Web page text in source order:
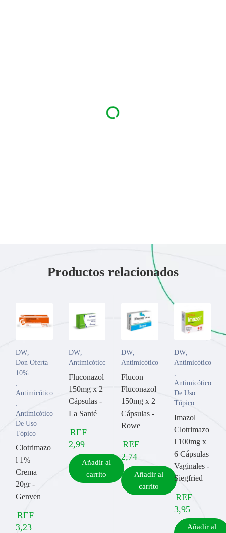
Productos relacionados
DW
Don Oferta
10%
Antimicóticos
Antimicóticos
De Uso
Tópico
Clotrimazo
l 1%
Crema
20gr -
Genven
REF
3,23
DW,
Antimicóticos
Fluconazol
150mg x 2
Cápsulas -
La Santé
REF
2,99
Añadir al
carrito
DW
Antimicóticos
Flucon
Fluconazol
150mg x 2
Cápsulas -
Rowe
REF
2,74
Añadir al
carrito
DW,
Antimicóticos
Antimicóticos
De Uso
Tópico
Imazol
Clotrimazo
l 100mg x
6 Cápsulas
Vaginales -
Siegfried
REF
3,95
Añadir al